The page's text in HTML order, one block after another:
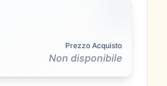
Prezzo Acquisto
Non disponibile